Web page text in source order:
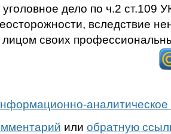
дело по ч.2 ст.109
вследствие
лицом своих
аналитическое
или обратную